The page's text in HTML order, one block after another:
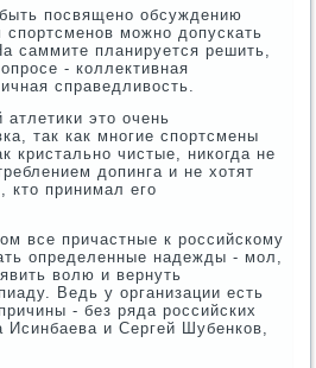
посвящено обсуждению
спортсменов можно допускать
саммите планируется решить,
- коллективная
справедливость.
атлетики это очень
так как многие спортсмены
кристально чистые, никогда не
допинга и не хотят
кто принимал его
все причастные к российскому
определенные надежды - мол,
волю и вернуть
Ведь у организации есть
- без ряда российских
Исинбаева и Сергей Шубенков,